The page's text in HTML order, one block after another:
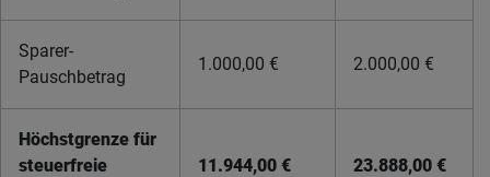
Sparer-
Pauschbetrag
1.000,00 € 2.000,00 €
Höchstgrenze für
steuerfreie
11.944,00 € 23.888,00 €